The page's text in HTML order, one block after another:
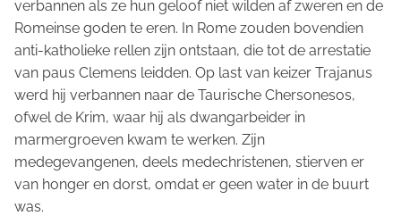
verbannen als ze hun geloof niet wilden af zweren en de
Romeinse goden te eren. In Rome zouden bovendien
anti-katholieke rellen zijn ontstaan, die tot de arrestatie
van paus Clemens leidden. Op last van keizer Trajanus
werd hij verbannen naar de Taurische Chersonesos,
ofwel de Krim, waar hij als dwangarbeider in
marmergroeven kwam te werken. Zijn
medegevangenen, deels medechristenen, stierven er
van honger en dorst, omdat er geen water in de buurt
was.